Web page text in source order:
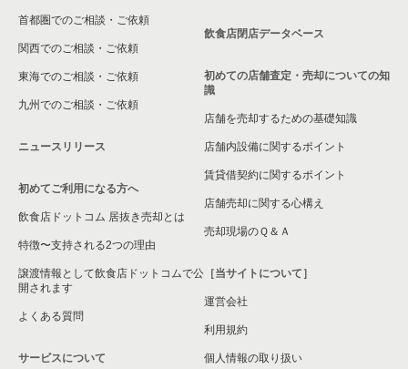
首都圏でのご相談・ご依頼
関西でのご相談・ご依頼
東海でのご相談・ご依頼
九州でのご相談・ご依頼
ニュースリリース
初めてご利用になる方へ
飲食店ドットコム 居抜き売却とは
特徴〜支持される2つの理由
譲渡情報として飲食店ドットコムで公
開されます
よくある質問
サービスについて
飲食店閉店データベース
初めての店舗査定・売却についての知
識
店舗を売却するための基礎知識
店舗内設備に関するポイント
賃貸借契約に関するポイント
店舗売却に関する心構え
売却現場のＱ＆Ａ
［当サイトについて］
運営会社
利用規約
個人情報の取り扱い